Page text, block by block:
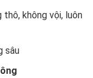
không vội, luôn
sâu